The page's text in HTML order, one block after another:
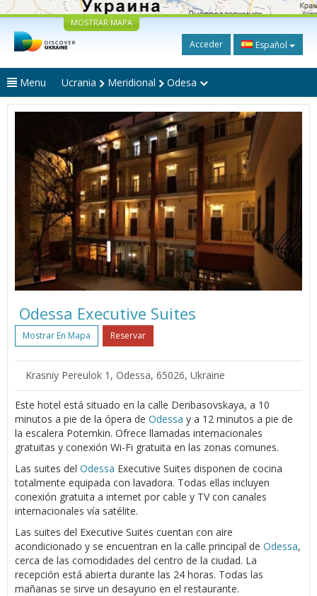
MOSTRAR MAPA
Acceder Español
Menu Ucrania Meridional Odesa
Odessa Executive Suites
Mostrar En Mapa Reservar
Krasniy Pereulok 1, Odessa, 65026, Ukraine
Este hotel está situado en la calle Deribasovskaya, a 10
minutos a pie de la ópera de Odessa y a 12 minutos a pie de
la escalera Potemkin. Ofrece llamadas internacionales
gratuitas y conexión Wi-Fi gratuita en las zonas comunes.
Las suites del Odessa Executive Suites disponen de cocina
totalmente equipada con lavadora. Todas ellas incluyen
conexión gratuita a internet por cable y TV con canales
internacionales vía satélite.
Las suites del Executive Suites cuentan con aire
acondicionado y se encuentran en la calle principal de Odessa,
cerca de las comodidades del centro de la ciudad. La
recepción está abierta durante las 24 horas. Todas las
mañanas se sirve un desayuno en el restaurante.